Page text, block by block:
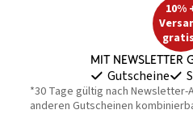
10%
Mit Newsletter
Gutscheine
*30 Tage gültig nach Newsletter-
anderen Gutscheinen